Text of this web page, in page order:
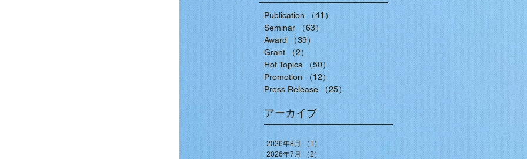
ORGAN TO DISCOVER
MECHANISMS OF TISSUE
DAMAGE AND PAIN IN OSTEO
Publication （41）
41件の記事
Seminar （63） 63件の記事
Award
（39）
39件の記事
Grant
（2） 2件の記事
Hot Topics
（50） 50件の記事
Promotion （12） 12件の記事
Press Release （25）25件の記事
アーカイブ
2026年8月 （1）1件の記事
2026年7月 （2） 2件の記事